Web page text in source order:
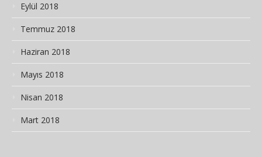
Eylül 2018
Temmuz 2018
Haziran 2018
Mayıs 2018
Nisan 2018
Mart 2018